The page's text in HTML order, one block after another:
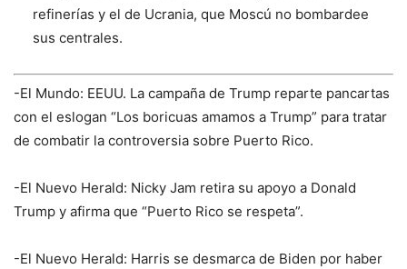
refinerías y el de Ucrania, que Moscú no bombardee
sus centrales.
-El Mundo: EEUU. La campaña de Trump reparte pancartas
con el eslogan “Los boricuas amamos a Trump” para tratar
de combatir la controversia sobre Puerto Rico.
-El Nuevo Herald: Nicky Jam retira su apoyo a Donald
Trump y afirma que “Puerto Rico se respeta”.
-El Nuevo Herald: Harris se desmarca de Biden por haber